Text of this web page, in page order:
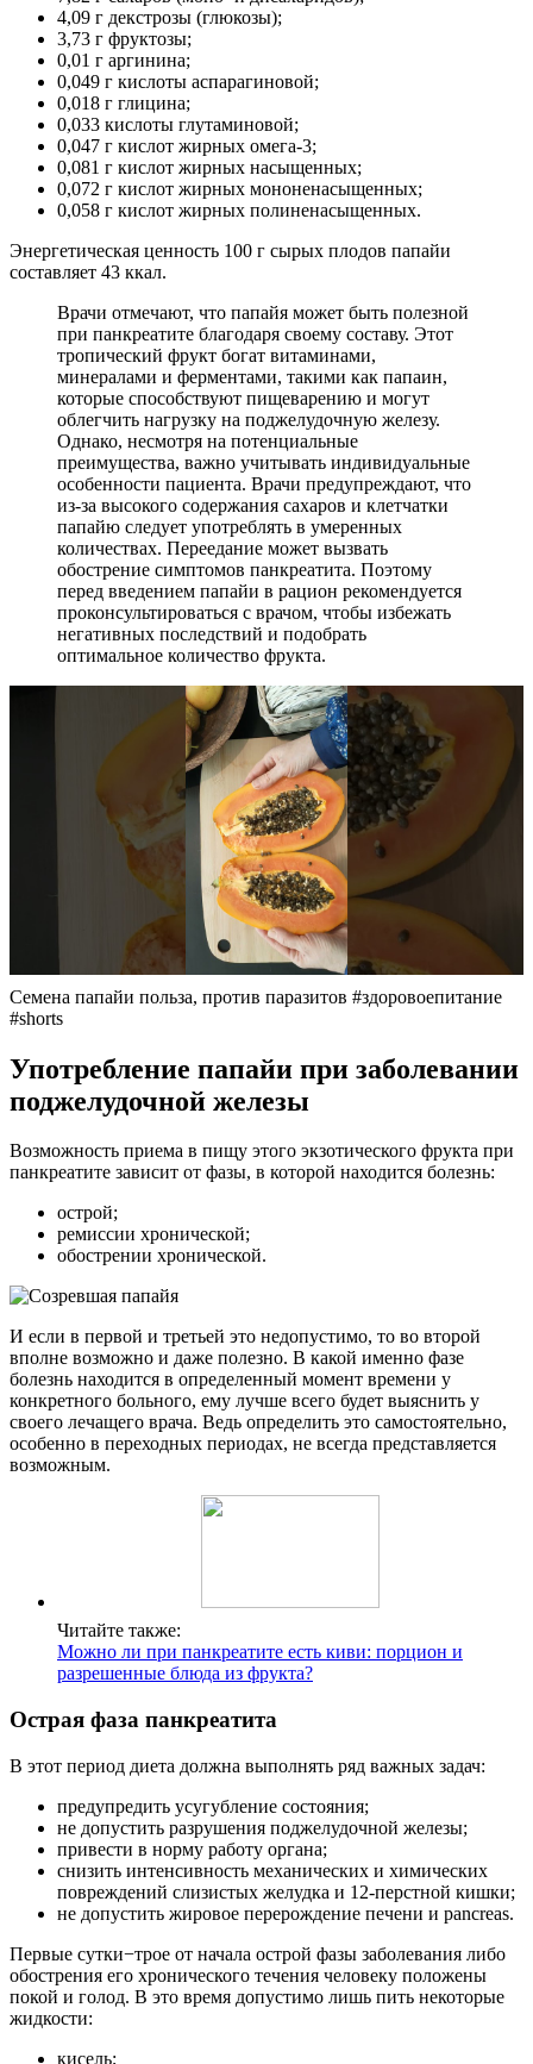
4,09 г декстрозы (глюкозы);
3,73 г фруктозы;
0,01 г аргинина;
0,049 г кислоты аспарагиновой;
0,018 г глицина;
0,033 кислоты глутаминовой;
0,047 г кислот жирных омега-3;
0,081 г кислот жирных насыщенных;
0,072 г кислот жирных мононенасыщенных;
0,058 г кислот жирных полиненасыщенных.
Энергетическая ценность 100 г сырых плодов папайи
составляет 43 ккал.
Врачи отмечают, что папайя может быть полезной
при панкреатите благодаря своему составу. Этот
тропический фрукт богат витаминами,
минералами и ферментами, такими как папаин,
которые способствуют пищеварению и могут
облегчить нагрузку на поджелудочную железу.
Однако, несмотря на потенциальные
преимущества, важно учитывать индивидуальные
особенности пациента. Врачи предупреждают, что
из-за высокого содержания сахаров и клетчатки
папайю следует употреблять в умеренных
количествах. Переедание может вызвать
обострение симптомов панкреатита. Поэтому
перед введением папайи в рацион рекомендуется
проконсультироваться с врачом, чтобы избежать
негативных последствий и подобрать
оптимальное количество фрукта.
Семена папайи польза, против паразитов #здоровоепитание
#shorts
Употребление папайи при заболевании
поджелудочной железы
Возможность приема в пищу этого экзотического фрукта при
панкреатите зависит от фазы, в которой находится болезнь:
острой;
ремиссии хронической;
обострении хронической.
И если в первой и третьей это недопустимо, то во второй
вполне возможно и даже полезно. В какой именно фазе
болезнь находится в определенный момент времени у
конкретного больного, ему лучше всего будет выяснить у
своего лечащего врача. Ведь определить это самостоятельно,
особенно в переходных периодах, не всегда представляется
возможным.
Читайте также:
Можно ли при панкреатите есть киви: порцион и
разрешенные блюда из фрукта?
Острая фаза панкреатита
В этот период диета должна выполнять ряд важных задач:
предупредить усугубление состояния;
не допустить разрушения поджелудочной железы;
привести в норму работу органа;
снизить интенсивность механических и химических
повреждений слизистых желудка и 12-перстной кишки;
не допустить жировое перерождение печени и pancreas.
Первые сутки−трое от начала острой фазы заболевания либо
обострения его хронического течения человеку положены
покой и голод. В это время допустимо лишь пить некоторые
жидкости:
кисель;